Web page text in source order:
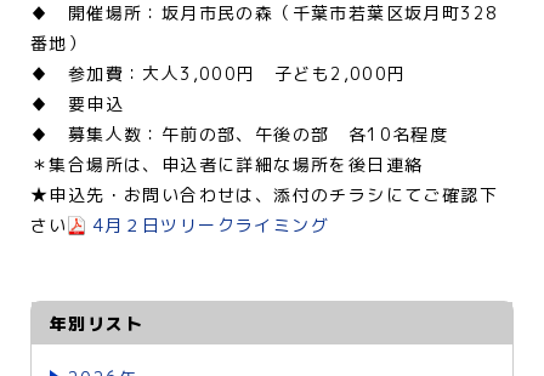
♦ 開催場所：坂月市民の森（千葉市若葉区坂月町328
番地）
♦ 参加費：大人3,000円 子ども2,000円
♦ 要申込
♦ 募集人数：午前の部、午後の部 各10名程度
＊集合場所は、申込者に詳細な場所を後日連絡
★申込先・お問い合わせは、添付のチラシにてご確認下
さい
4月２日ツリークライミング
年別リスト